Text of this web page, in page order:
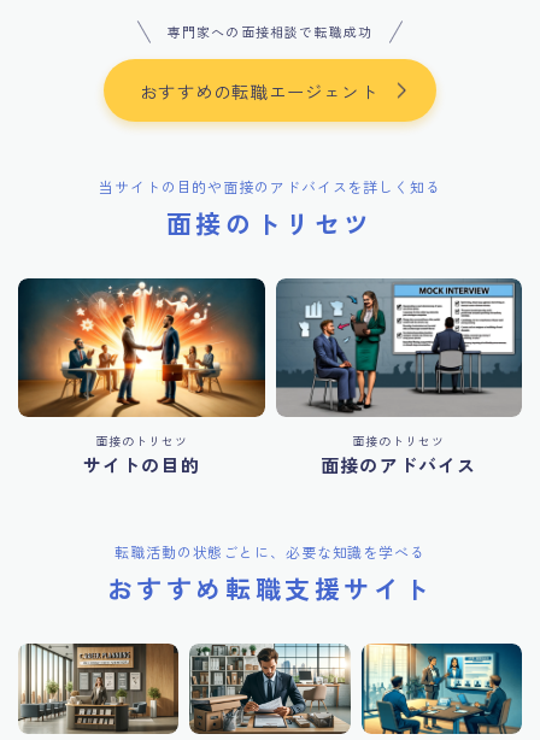
専門家への面接相談で転職成功
おすすめの転職エージェント
当サイトの目的や面接のアドバイスを詳しく知る
面接のトリセツ
面接のトリセツ
サイトの目的
面接のトリセツ
面接のアドバイス
転職活動の状態ごとに、必要な知識を学べる
おすすめ転職支援サイト